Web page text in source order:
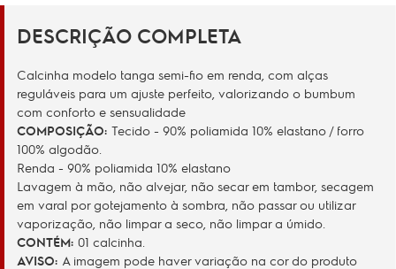
DESCRIÇÃO COMPLETA
Calcinha modelo tanga semi-fio em renda, com alças
reguláveis ​​para um ajuste perfeito, valorizando o bumbum
com conforto e sensualidade
COMPOSIÇÃO: Tecido - 90% poliamida 10% elastano / forro
100% algodão.
Renda - 90% poliamida 10% elastano
Lavagem à mão, não alvejar, não secar em tambor, secagem
em varal por gotejamento à sombra, não passar ou utilizar
vaporização, não limpar a seco, não limpar a úmido.
CONTÉM: 01 calcinha.
AVISO: A imagem pode haver variação na cor do produto